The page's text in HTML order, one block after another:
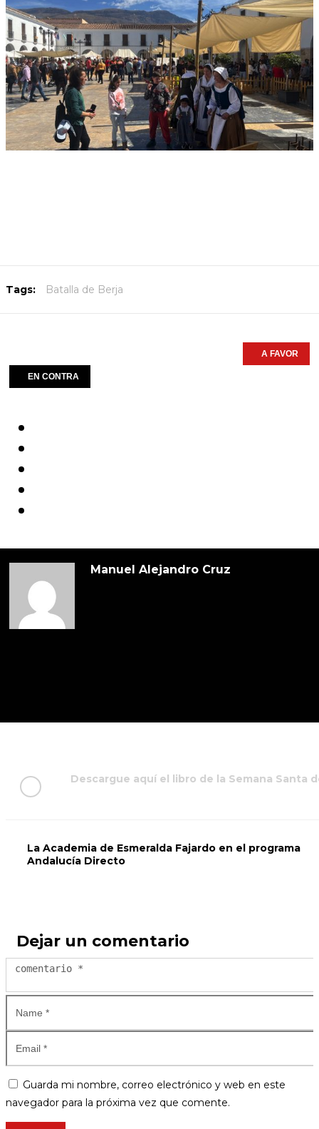
Tags: Batalla de Berja
A FAVOR
EN CONTRA
Manuel Alejandro Cruz
Descargue aquí el libro de la Semana Santa
La Academia de Esmeralda Fajardo en el programa
Andalucía Directo
Dejar un comentario
Guarda mi nombre, correo electrónico y web en este
navegador para la próxima vez que comente.